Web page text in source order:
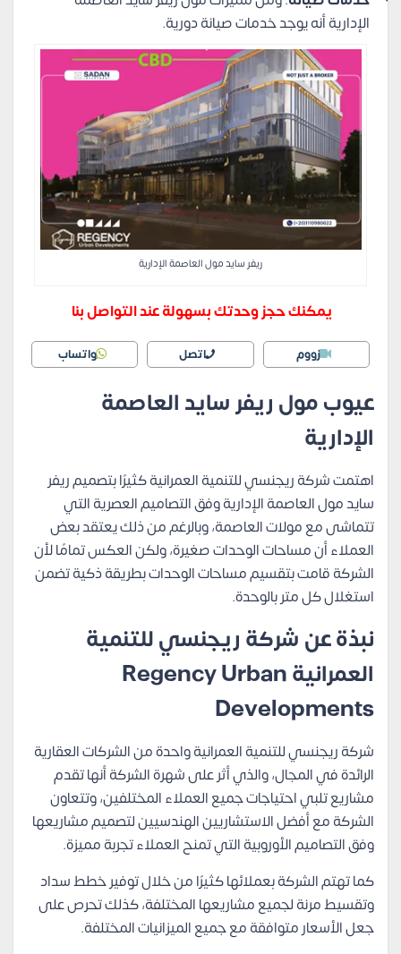
الإدارية أنه يوجد خدمات صيانة دورية.
ريفر سايد مول العاصمة الإدارية
يمكنك حجز وحدتك بسهولة عند التواصل بنا
زووم اتصل واتساب
عيوب مول ريفر سايد العاصمة
الإدارية
اهتمت شركة ريجنسي للتنمية العمرانية كثيرًا بتصميم ريفر
سايد مول العاصمة الإدارية وفق التصاميم العصرية التي
تتماشى مع مولات العاصمة، وبالرغم من ذلك يعتقد بعض
العملاء أن مساحات الوحدات صغيرة، ولكن العكس تمامًا لأن
الشركة قامت بتقسيم مساحات الوحدات بطريقة ذكية تضمن
استغلال كل متر بالوحدة.
نبذة عن شركة ريجنسي للتنمية
العمرانية Regency Urban
Developments
شركة ريجنسي للتنمية العمرانية واحدة من الشركات العقارية
الرائدة في المجال، والذي أثر على شهرة الشركة أنها تقدم
مشاريع تلبي احتياجات جميع العملاء المختلفين، وتتعاون
الشركة مع أفضل الاستشاريين الهندسيين لتصميم مشاريعها
وفق التصاميم الأوروبية التي تمنح العملاء تجربة مميزة.
كما تهتم الشركة بعملائها كثيرًا من خلال توفير خطط سداد
وتقسيط مرنة لجميع مشاريعها المختلفة، كذلك تحرص على
جعل الأسعار متوافقة مع جميع الميزانيات المختلفة.